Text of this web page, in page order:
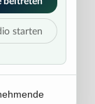
starten